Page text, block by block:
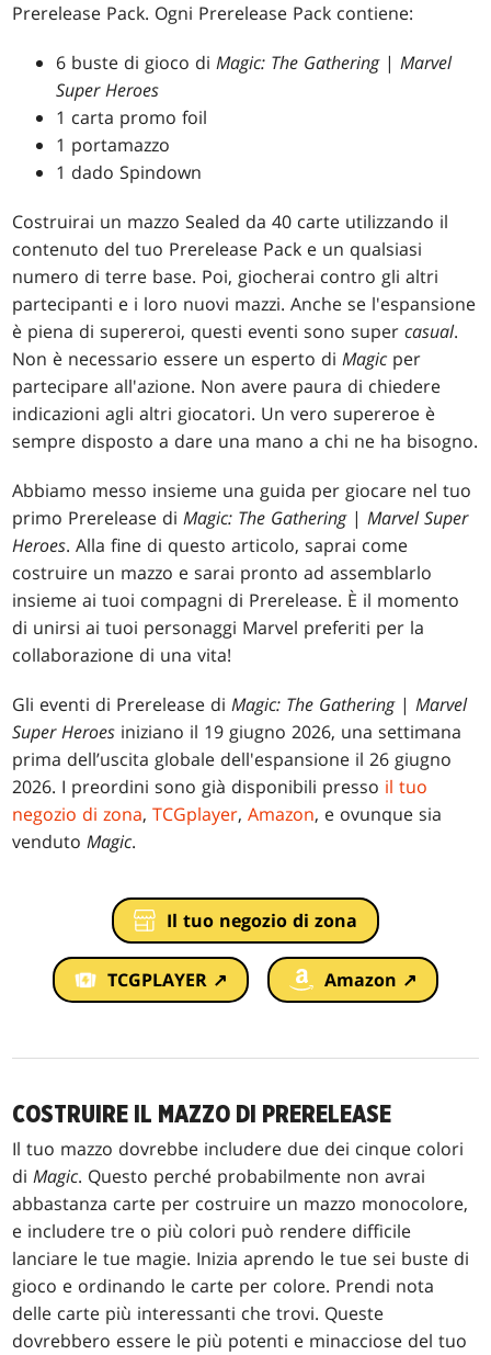
Prerelease Pack. Ogni Prerelease Pack contiene:
6 buste di gioco diMagic: The Gathering|Marvel
Super Heroes
1 carta promo foil
1 portamazzo
1 dado Spindown
Costruirai un mazzo Sealed da 40 carte utilizzando il
contenuto del tuo Prerelease Pack e un qualsiasi
numero di terre base. Poi, giocherai contro gli altri
partecipanti e i loro nuovi mazzi. Anche se l'espansione
è piena di supereroi, questi eventi sono supercasual.
Non è necessario essere un esperto diMagic per
partecipare all'azione. Non avere paura di chiedere
indicazioni agli altri giocatori. Un vero supereroe è
sempre disposto a dare una mano a chi ne ha bisogno.
Abbiamo messo insieme una guida per giocare nel tuo
primo Prerelease diMagic: The Gathering|Marvel Super
Heroes. Alla fine di questo articolo, saprai come
costruire un mazzo e sarai pronto ad assemblarlo
insieme ai tuoi compagni di Prerelease. È il momento
di unirsi ai tuoi personaggi Marvel preferiti per la
collaborazione di una vita!
Gli eventi di Prerelease diMagic: The Gathering|Marvel
Super Heroes iniziano il 19 giugno 2026, una settimana
prima dell’uscita globale dell'espansione il 26 giugno
2026. I preordini sono già disponibili presso il tuo
negozio di zona,TCGplayer,Amazon, e ovunque sia
vendutoMagic.
Il tuo negozio di zona
TCGPLAYER ↗ Amazon ↗
COSTRUIRE IL MAZZO DI PRERELEASE
Il tuo mazzo dovrebbe includere due dei cinque colori
diMagic. Questo perché probabilmente non avrai
abbastanza carte per costruire un mazzo monocolore,
e includere tre o più colori può rendere difficile
lanciare le tue magie. Inizia aprendo le tue sei buste di
gioco e ordinando le carte per colore. Prendi nota
delle carte più interessanti che trovi. Queste
dovrebbero essere le più potenti e minacciose del tuo